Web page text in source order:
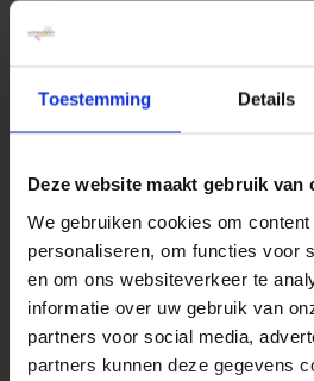
Toestemming Details
Deze website maakt gebruik van
We gebruiken cookies om
personaliseren, om functies voor
en om ons websiteverkeer te
informatie over uw gebruik van
partners voor social media,
partners kunnen deze gegevens
seconden een indicatie
grote kans heeft om te
marketeers slimme tools
kunnen opgraven waar ze
3. Democratiseer je
geoptimaliseerde
Een strike toolset die door
heen kan worden gebruikt
met variërende